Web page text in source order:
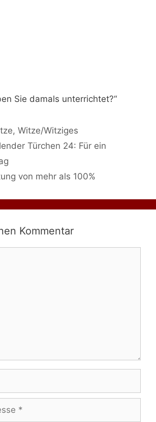
Sie damals unterrichtet?“
,Witze/Witziges
Türchen 24: Für ein
von mehr als 100%
Kommentar